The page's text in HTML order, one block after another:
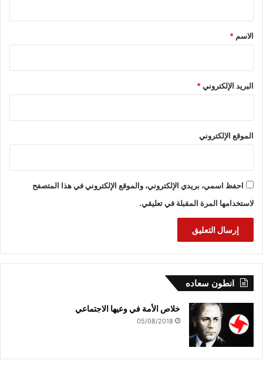
*
الاسم *
البريد الإلكتروني*
الموقع الإلكتروني
احفظ اسمي، بريدي الإلكتروني، والموقع الإلكتروني في هذا المتصفح
لاستخدامها المرة المقبلة في تعليقي.
انطون سعاده
خلاص الأمة في وعيها الاجتماعي
05/08/2018